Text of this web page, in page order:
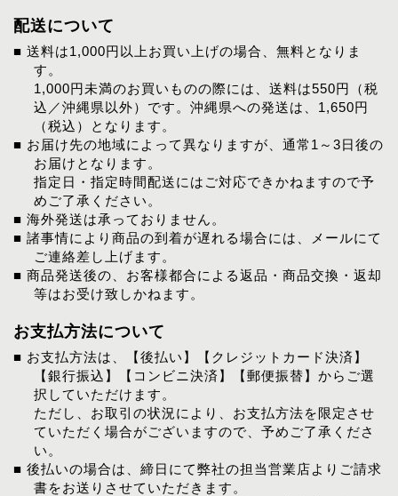
配送について
■ 送料は1,000円以上お買い上げの場合、無料となりま
す。
1,000円未満のお買いものの際には、送料は550円（税
込／沖縄県以外）です。沖縄県への発送は、1,650円
（税込）となります。
■ お届け先の地域によって異なりますが、通常1～3日後の
お届けとなります。
指定日・指定時間配送にはご対応できかねますので予
めご了承ください。
■ 海外発送は承っておりません。
■ 諸事情により商品の到着が遅れる場合には、メールにて
ご連絡差し上げます。
■ 商品発送後の、お客様都合による返品・商品交換・返却
等はお受け致しかねます。
お支払方法について
■ お支払方法は、【後払い】【クレジットカード決済】
【銀行振込】【コンビニ決済】【郵便振替】からご選
択していただけます。
ただし、お取引の状況により、お支払方法を限定させ
ていただく場合がございますので、予めご了承くださ
い。
■ 後払いの場合は、締日にて弊社の担当営業店よりご請求
書をお送りさせていただきます。